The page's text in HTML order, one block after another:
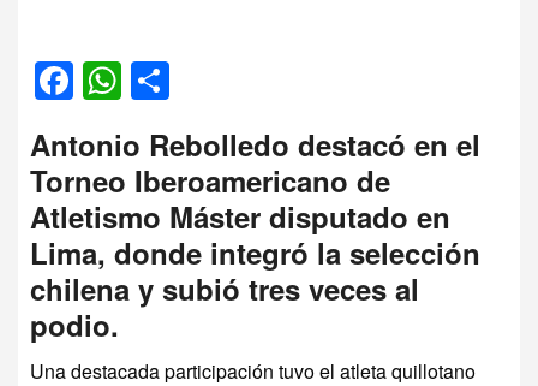
Facebook
WhatsApp
Antonio Rebolledo destacó en el
Torneo Iberoamericano de
Atletismo Máster disputado en
Lima, donde integró la selección
chilena y subió tres veces al
podio.
Una destacada participación tuvo el atleta quillotano